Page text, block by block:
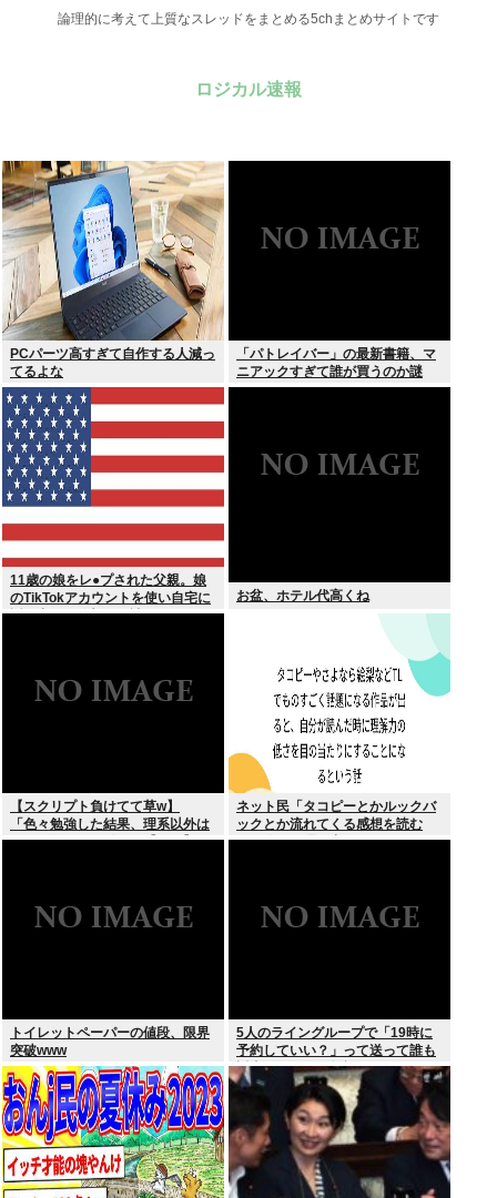
論理的に考えて上質なスレッドをまとめる5chまとめサイトです
ロジカル速報
PCパーツ高すぎて自作する人減っ
てるよな
「パトレイバー」の最新書籍、マ
ニアックすぎて誰が買うのか謎
11歳の娘をレ●プされた父親。娘
のTikTokアカウントを使い自宅に
誘き出し、銃撃で天誅！
お盆、ホテル代高くね
【スクリプト負けてて草w】
「色々勉強した結果、理系以外は
エラー品だと気付いた【ガチ】」
ネット民「タコピーとかルックバ
ックとか流れてくる感想を読む
と、俺って理解力低すぎ！？ って
トイレットペーパーの値段、限界
突破www
5人のライングループで「19時に
予約していい？」って送って誰も
返事しないから無視でいいよね？